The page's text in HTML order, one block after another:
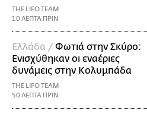
THE LIFO TEAM
10 ΛΕΠΤΑ ΠΡΙΝ
Ελλάδα /Φωτιά στην Σκύρο:
Ενισχύθηκαν οι εναέριες
δυνάμεις στην Κολυμπάδα
THE LIFO TEAM
50 ΛΕΠΤΑ ΠΡΙΝ